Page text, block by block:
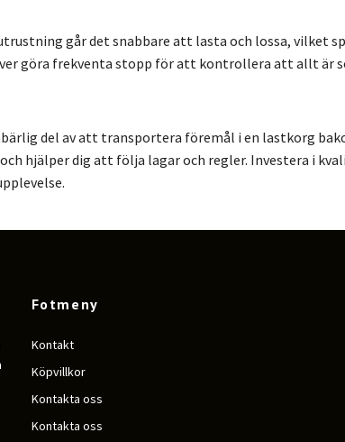
går det snabbare att lasta och lossa, vilket
göra frekventa stopp för att kontrollera att allt är
del av att transportera föremål i en lastkorg
hjälper dig att följa lagar och regler. Investera i
Fotmeny
Kontakt
Köpvillkor
Kontakta oss
Kontakta oss